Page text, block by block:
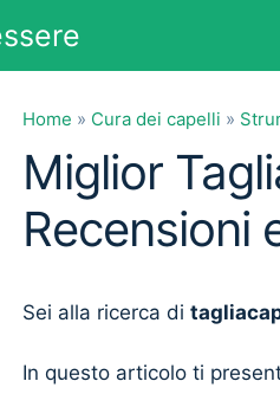
Home » Cura dei capelli »
Miglior
Recensioni
Sei alla ricerca di
In questo articolo ti